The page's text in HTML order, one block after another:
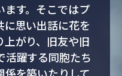
ます。そこではプ
に思い出話に花を
上がり、旧友や旧
活躍する同胞たち
係を築いたりして